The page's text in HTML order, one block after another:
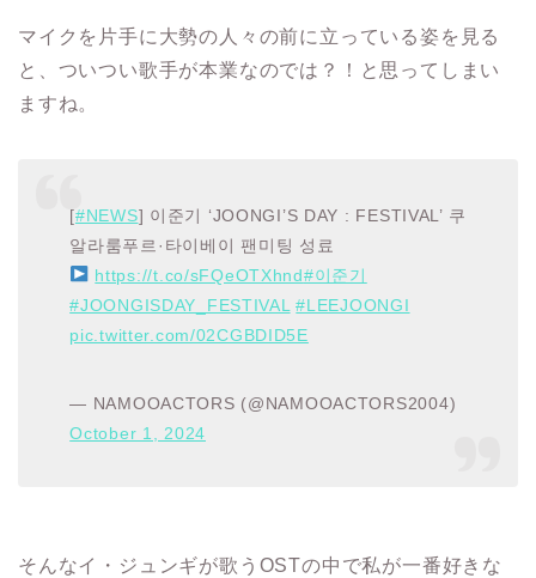
マイクを片手に大勢の人々の前に立っている姿を見る
と、ついつい歌手が本業なのでは？！と思ってしまい
ますね。
[#NEWS] 이준기 ‘JOONGI’S DAY : FESTIVAL’ 쿠
알라룸푸르·타이베이 팬미팅 성료
https://t.co/sFQeOTXhnd#이준기
#JOONGISDAY_FESTIVAL #LEEJOONGI
pic.twitter.com/02CGBDID5E
— NAMOOACTORS (@NAMOOACTORS2004)
October 1, 2024
そんなイ・ジュンギが歌うOSTの中で私が一番好きな